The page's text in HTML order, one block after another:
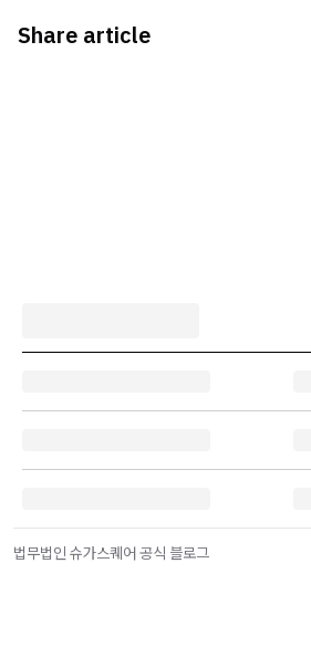
Share article
법무법인 슈가스퀘어 공식 블로그